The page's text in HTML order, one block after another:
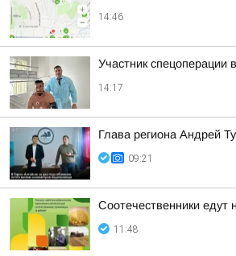
14:46
Участник
14:17
Глава региона Андрей
09:21
Соотечественники едут
11:48